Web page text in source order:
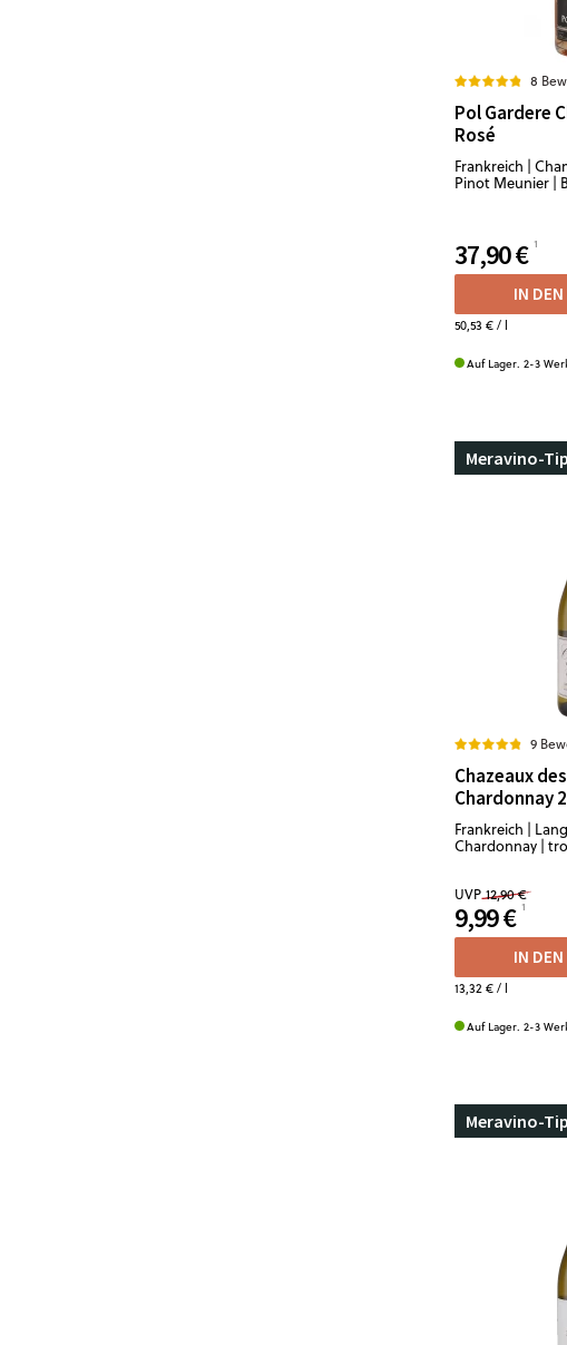
8
Pol Gardere
Rosé
Frankreich |
Pinot Meunier |
37,90 €
IN DEN
50,53 €/ l
Auf Lager. 2-3
Meravino-
9
Chazeaux
Chardonnay
Frankreich |
Chardonnay |
UVP 12,90 €
9,99 €
IN DEN
13,32 €/ l
Auf Lager. 2-3
Meravino-